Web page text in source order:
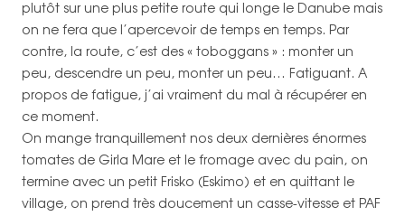
plutôt sur une plus petite route qui longe le Danube mais
on ne fera que l’apercevoir de temps en temps. Par
contre, la route, c’est des « toboggans » : monter un
peu, descendre un peu, monter un peu… Fatiguant. A
propos de fatigue, j’ai vraiment du mal à récupérer en
ce moment.
On mange tranquillement nos deux dernières énormes
tomates de Girla Mare et le fromage avec du pain, on
termine avec un petit Frisko (Eskimo) et en quittant le
village, on prend très doucement un casse-vitesse et PAF